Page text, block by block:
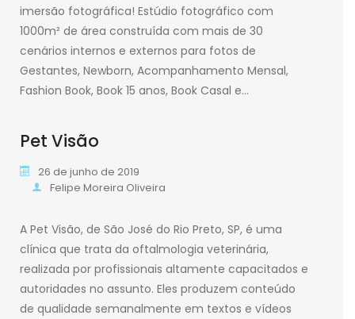
imersão fotográfica! Estúdio fotográfico com
1000m² de área construída com mais de 30
cenários internos e externos para fotos de
Gestantes, Newborn, Acompanhamento Mensal,
Fashion Book, Book 15 anos, Book Casal e…
Leia mais
Pet Visão
26 de junho de 2019
Felipe Moreira Oliveira
A Pet Visão, de São José do Rio Preto, SP, é uma
clínica que trata da oftalmologia veterinária,
realizada por profissionais altamente capacitados e
autoridades no assunto. Eles produzem conteúdo
de qualidade semanalmente em textos e vídeos